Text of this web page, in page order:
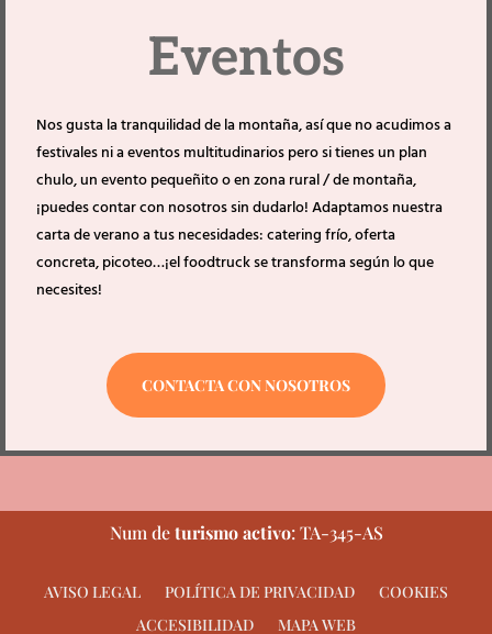
Eventos
Nos gusta la tranquilidad de la montaña, así que no acudimos a
festivales ni a eventos multitudinarios pero si tienes un plan
chulo, un evento pequeñito o en zona rural / de montaña,
¡puedes contar con nosotros sin dudarlo! Adaptamos nuestra
carta de verano a tus necesidades: catering frío, oferta
concreta, picoteo…¡el foodtruck se transforma según lo que
necesites!
CONTACTA CON NOSOTROS
Num deturismo activo: TA-345-AS
AVISO LEGAL POLÍTICA DE PRIVACIDAD
COOKIES
ACCESIBILIDAD
MAPA WEB